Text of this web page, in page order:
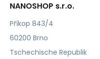
NANOSHOP s.r.o.
Příkop 843/4
60200 Brno
Tschechische Republik